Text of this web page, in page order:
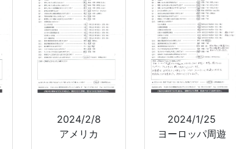
2024/2/8
アメリカ
2024/1/25
ヨーロッパ周遊